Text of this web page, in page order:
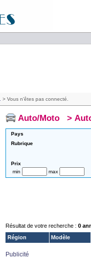
> Vous n'êtes pas connecté.
Auto/Moto >
Pays
Rubrique
Prix
min
max
Résultat de votre recherche : 0
Région
Modèle
Publicité